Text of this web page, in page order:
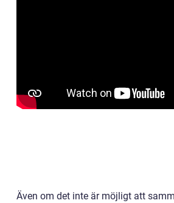
Även om det inte är möjligt att